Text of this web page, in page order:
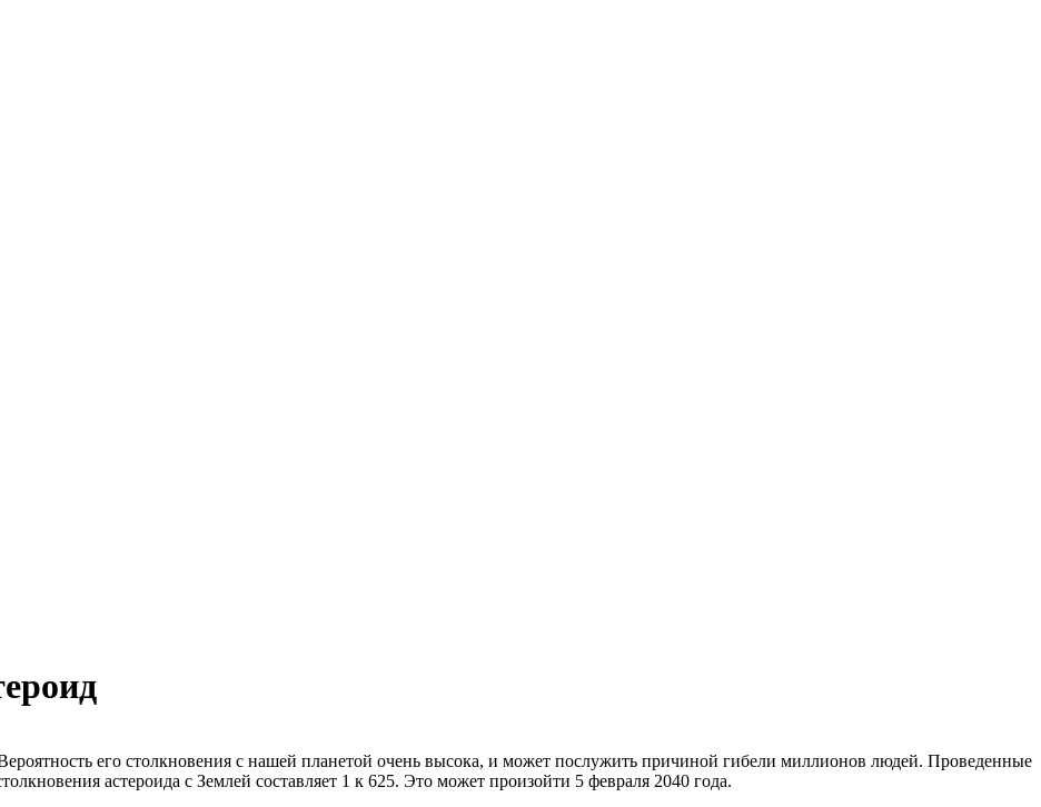
его столкновения с нашей планетой очень высока, и может послужить причиной гибели миллионов людей. Проведенные
астероида с Землей составляет 1 к 625. Это может произойти 5 февраля 2040 года.